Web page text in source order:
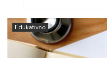
Edukativno